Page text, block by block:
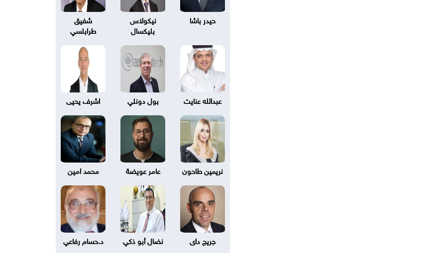
حيدر باشا
نيكولاس
بليكسال
شفيق
طرابلسي
عبدالله عنايت بول دونلي اشرف يحيى
نريمين طاحون عامر عويضة محمد امين
جريج داى نضال أبو ذكي د.حسام رفاعي